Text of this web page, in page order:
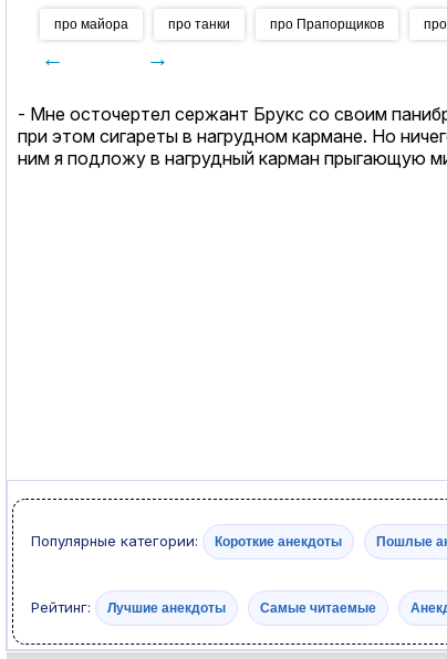
про майора про танки про Прапорщиков
← →
- Мне осточертел сержант Брукс со своим
при этом сигареты в нагрудном кармане. Но
ним я подложу в нагрудный карман прыгающую
Популярные категории: Короткие анекдоты Пошлые
Рейтинг: Лучшие анекдоты Самые читаемые